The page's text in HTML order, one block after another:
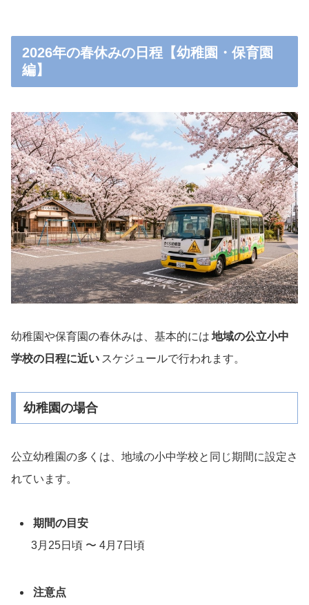
2026年の春休みの日程【幼稚園・保育園
編】
幼稚園や保育園の春休みは、基本的には 地域の公立小中
学校の日程に近い スケジュールで行われます。
幼稚園の場合
公立幼稚園の多くは、地域の小中学校と同じ期間に設定さ
れています。
期間の目安
3月25日頃 〜 4月7日頃
注意点